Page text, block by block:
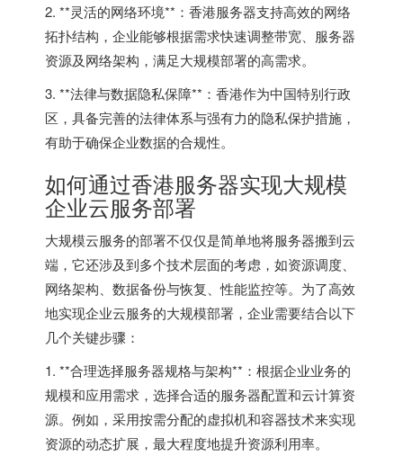
2. **灵活的网络环境**：香港服务器支持高效的网络
拓扑结构，企业能够根据需求快速调整带宽、服务器
资源及网络架构，满足大规模部署的高需求。
3. **法律与数据隐私保障**：香港作为中国特别行政
区，具备完善的法律体系与强有力的隐私保护措施，
有助于确保企业数据的合规性。
如何通过香港服务器实现大规模
企业云服务部署
大规模云服务的部署不仅仅是简单地将服务器搬到云
端，它还涉及到多个技术层面的考虑，如资源调度、
网络架构、数据备份与恢复、性能监控等。为了高效
地实现企业云服务的大规模部署，企业需要结合以下
几个关键步骤：
1. **合理选择服务器规格与架构**：根据企业业务的
规模和应用需求，选择合适的服务器配置和云计算资
源。例如，采用按需分配的虚拟机和容器技术来实现
资源的动态扩展，最大程度地提升资源利用率。